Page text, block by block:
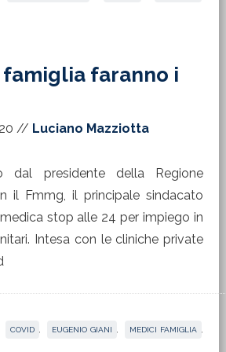
faranno i
// Luciano Mazziotta
dal presidente della Regione
il Fmmg, il principale sindacato
stop alle 24 per impiego in
Intesa con le cliniche private
COVID EUGENIO GIANI MEDICI FAMIGLIA